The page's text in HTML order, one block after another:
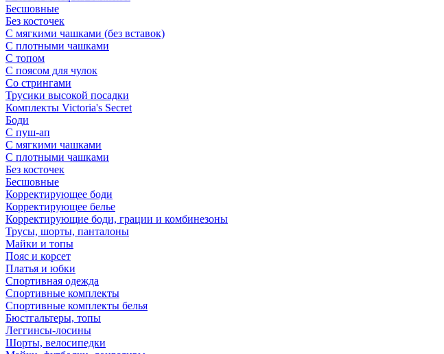
Бесшовные
Без косточек
С мягкими чашками (без вставок)
С плотными чашками
С топом
С поясом для чулок
Со стрингами
Трусики высокой посадки
Комплекты Victoria's Secret
Боди
С пуш-ап
С мягкими чашками
С плотными чашками
Без косточек
Бесшовные
Корректирующее боди
Корректирующее белье
Корректирующие боди, грации и комбинезоны
Трусы, шорты, панталоны
Майки и топы
Пояс и корсет
Платья и юбки
Спортивная одежда
Спортивные комплекты
Спортивные комплекты белья
Бюстгальтеры, топы
Леггинсы-лосины
Шорты, велосипедки